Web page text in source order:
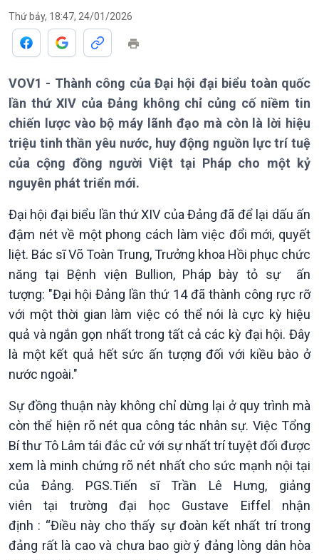
Giới thiệu
Thời sự
Thời sự 6h
Thời sự 12h
Thời sự 18h
Thời sự 21h30
Chuyên mục
Theo dòng Thời sự
Chính trị
Tin Chính trị
Chính phủ với người dân
Quốc hội với cử tri
Xây dựng đảng
Thế giới
Tin thế giới
Vấn đề quốc tế
Hồ sơ sự kiện quốc tế
Thế giới & Việt Nam
Thứ bảy, 18:47, 24/01/2026
VOV1 - Thành công của Đại hội đại biểu toàn quốc
lần thứ XIV của Đảng không chỉ củng cố niềm tin
chiến lược vào bộ máy lãnh đạo mà còn là lời hiệu
triệu tinh thần yêu nước, huy động nguồn lực trí tuệ
của cộng đồng người Việt tại Pháp cho một kỷ
nguyên phát triển mới.
Đại hội đại biểu lần thứ XIV của Đảng đã để lại dấu ấn
đậm nét về một phong cách làm việc đổi mới, quyết
liệt. Bác sĩ Võ Toàn Trung, Trưởng khoa Hồi phục chức
năng tại Bệnh viện Bullion, Pháp bày tỏ sự ấn
tượng: "Đại hội Đảng lần thứ 14 đã thành công rực rỡ
với một thời gian làm việc có thể nói là cực kỳ hiệu
quả và ngắn gọn nhất trong tất cả các kỳ đại hội. Đây
là một kết quả hết sức ấn tượng đối với kiều bào ở
nước ngoài."
Sự đồng thuận này không chỉ dừng lại ở quy trình mà
còn thể hiện rõ nét qua công tác nhân sự. Việc Tổng
Bí thư Tô Lâm tái đắc cử với sự nhất trí tuyệt đối được
xem là minh chứng rõ nét nhất cho sức mạnh nội tại
của Đảng. PGS.Tiến sĩ Trần Lê Hưng, giảng
viên tại trường đại học Gustave Eiffel nhận
định : “Điều này cho thấy sự đoàn kết nhất trí trong
đảng rất là cao và chưa bao giờ ý đảng lòng dân hòa